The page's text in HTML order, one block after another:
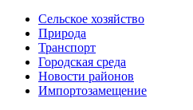
Сельское хозяйство
Природа
Транспорт
Городская среда
Новости районов
Импортозамещение